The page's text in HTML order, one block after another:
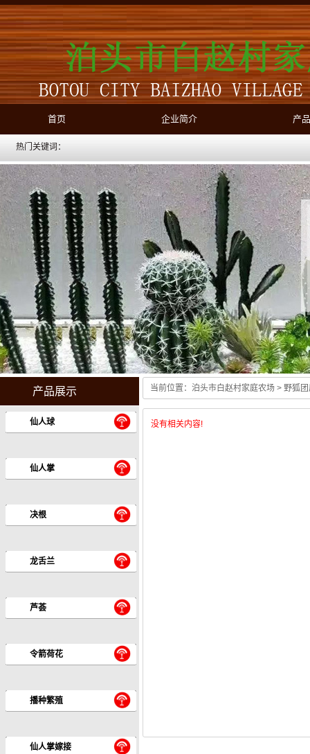
首页 企业简介 产
热门关键词：
产品展示
Guang hui stoves center
仙人球
仙人掌
决根
龙舌兰
芦荟
令箭荷花
播种繁殖
仙人掌嫁接
当前位置： 泊头市白赵村家庭农场 > 野狐
没有相关内容!